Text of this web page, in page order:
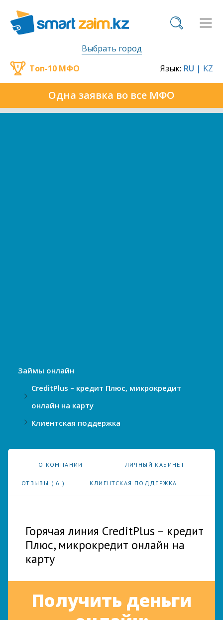
Выбрать город
Одна заявка во все МФО
Топ-10 МФО Язык: RU | KZ
Займы онлайн
CreditPlus – кредит Плюс, микрокредит
онлайн на карту
Клиентская поддержка
О КОМПАНИИ ЛИЧНЫЙ КАБИНЕТ
ОТЗЫВЫ ( 6) КЛИЕНТСКАЯ ПОДДЕРЖКА
Горячая линия CreditPlus – кредит
Плюс, микрокредит онлайн на
карту
Получить деньги